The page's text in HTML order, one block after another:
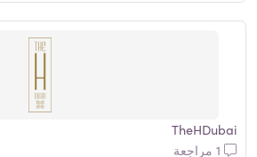
TheHDubai